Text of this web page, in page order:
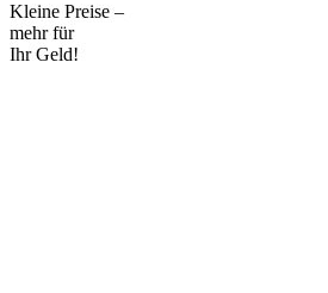
Kleine Preise –
mehr für
Ihr Geld!